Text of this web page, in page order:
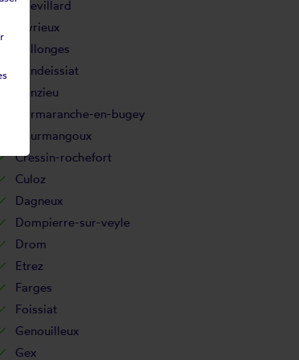
Chevillard
Civrieux
Collonges
Condeissiat
Conzieu
Cormaranche-en-bugey
Courmangoux
Cressin-rochefort
Culoz
Dagneux
Dompierre-sur-veyle
Drom
Etrez
Farges
Foissiat
Genouilleux
Gex